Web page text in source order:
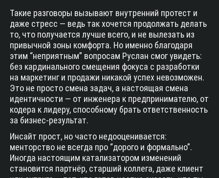
Такие разговоры вызывают внутренний протест и
даже стресс — ведь так хочется продолжать делать
то, что получается лучше всего, и не вылезать из
привычной зоны комфорта. Но именно благодаря
этим “неприятным” вопросам Руслан смог увидеть:
без кардинального смещения фокуса с разработки
на маркетинг и продажи никакой успех невозможен.
Это не просто смена задач, а настоящая смена
идентичности — от инженера к предпринимателю, от
кодера к лидеру, способному брать ответственность
за бизнес-результат.
Инсайт прост, но часто недооценивается:
менторство не всегда про “дорого и формально”.
Иногда настоящим катализатором изменений
становится партнёр, старший коллега, даже клиент